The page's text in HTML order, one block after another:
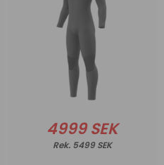
4999 SEK
5499 SEK